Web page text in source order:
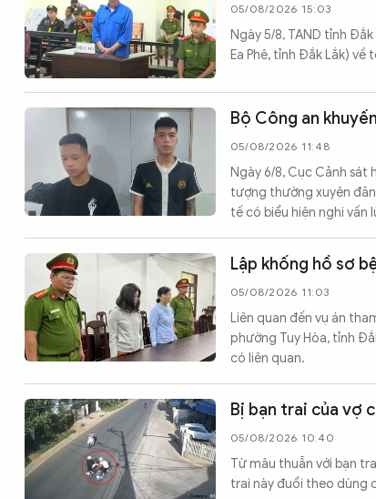
05/08/2026 15:03
Ngày 5/8, TAND tỉnh
Ea Phê, tỉnh Đắk Lắk) về
Bộ Công an
05/08/2026 11:48
Ngày 6/8, Cục Cảnh
tượng thường xuyên
tế có biểu hiện nghi vấn
Lập khống hồ sơ
05/08/2026 11:03
Liên quan đến vụ án
phường Tuy Hòa, tỉnh
có liên quan.
Bị bạn trai của vợ
05/08/2026 10:40
Từ mâu thuẫn với bạn
trai này đuổi theo dùng